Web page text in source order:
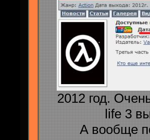
2012 год.
life 3
А вообще